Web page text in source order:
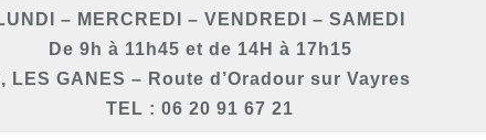
– MERCREDI – VENDREDI – SAMEDI
De 9h à 11h45 et de 14H à 17h15
LES GANES – Route d’Oradour sur Vayres
TEL : 06 20 91 67 21